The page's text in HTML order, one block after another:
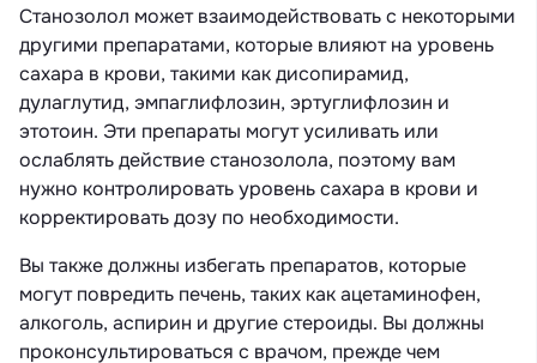
Станозолол может взаимодействовать с некоторыми
другими препаратами, которые влияют на уровень
сахара в крови, такими как дисопирамид,
дулаглутид, эмпаглифлозин, эртуглифлозин и
этотоин. Эти препараты могут усиливать или
ослаблять действие станозолола, поэтому вам
нужно контролировать уровень сахара в крови и
корректировать дозу по необходимости.
Вы также должны избегать препаратов, которые
могут повредить печень, таких как ацетаминофен,
алкоголь, аспирин и другие стероиды. Вы должны
проконсультироваться с врачом, прежде чем